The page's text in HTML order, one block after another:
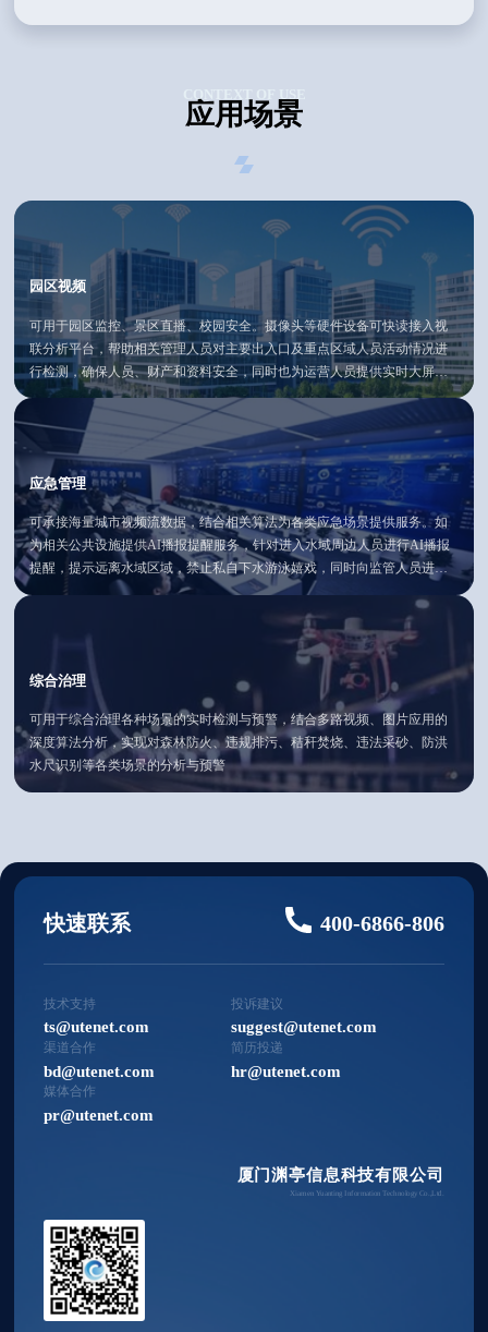
应用场景
园区视频
可用于园区监控、景区直播、校园安全。摄像头等硬件设备可快读接入视
联分析平台，帮助相关管理人员对主要出入口及重点区域人员活动情况进
行检测，确保人员、财产和资料安全，同时也为运营人员提供实时大屏与
数据预警分析
应急管理
可承接海量城市视频流数据，结合相关算法为各类应急场景提供服务。如
为相关公共设施提供AI播报提醒服务，针对进入水域周边人员进行AI播报
提醒，提示远离水域区域，禁止私自下水游泳嬉戏，同时向监管人员进行
消息告警提醒，实现对青少年预防溺水的及时提醒和快速预警处置
综合治理
可用于综合治理各种场景的实时检测与预警，结合多路视频、图片应用的
深度算法分析，实现对森林防火、违规排污、秸秆焚烧、违法采砂、防洪
水尺识别等各类场景的分析与预警
快速联系 400-6866-806
技术支持
ts@utenet.com
投诉建议
suggest@utenet.com
渠道合作
bd@utenet.com
简历投递
hr@utenet.com
媒体合作
pr@utenet.com
厦门渊亭信息科技有限公司
Xiamen Yuanting Information Technology Co.,Ltd.